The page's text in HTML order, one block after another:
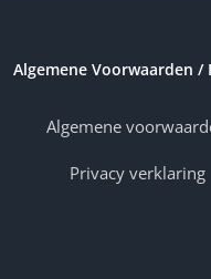
Algemene Voorwaarden /
Algemene
Privacy verklaring